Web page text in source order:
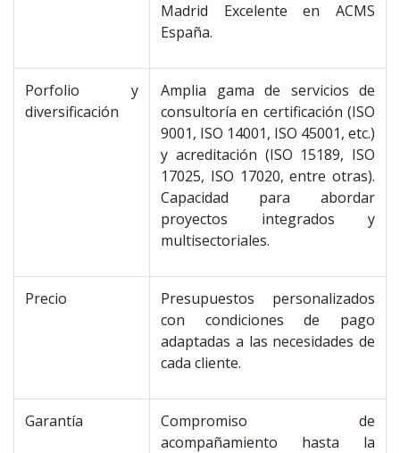
Madrid Excelente en ACMS
España.
Porfolio y
diversificación
Amplia gama de servicios de
consultoría en certificación (ISO
9001, ISO 14001, ISO 45001, etc.)
y acreditación (ISO 15189, ISO
17025, ISO 17020, entre otras).
Capacidad para abordar
proyectos integrados y
multisectoriales.
Precio
Presupuestos personalizados
con condiciones de pago
adaptadas a las necesidades de
cada cliente.
Garantía
Compromiso de
acompañamiento hasta la